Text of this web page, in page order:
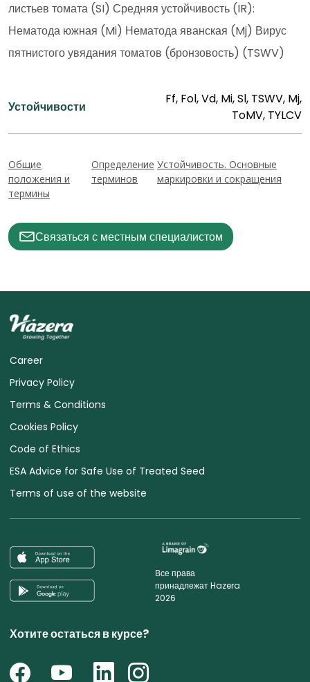
листьев томата (SI) Средняя устойчивость (IR):
Нематода южная (Mi) Нематода яванская (Mj) Вирус
пятнистого увядания томатов (бронзовость) (TSWV)
Устойчивости
Ff, Fol, Vd, Mi, Sl, TSWV, Mj,
ToMV, TYLCV
Общие
положения и
термины
Определение
терминов
Устойчивость. Основные
маркировки и сокращения
Связаться с местным специалистом
Career
Privacy Policy
Terms & Conditions
Cookies Policy
Code of Ethics
ESA Advice for Safe Use of Treated Seed
Terms of use of the website
Все права
принадлежат Hazera
2026
Хотите остаться в курсе?